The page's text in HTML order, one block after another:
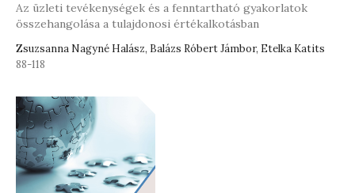
Az üzleti tevékenységek és a fenntartható gyakorlatok
összehangolása a tulajdonosi értékalkotásban
Zsuzsanna Nagyné Halász, Balázs Róbert Jámbor, Etelka Katits
88-118